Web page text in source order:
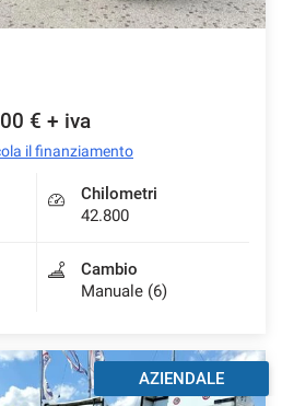
€ + iva
il finanziamento
Chilometri
42.800
Cambio
Manuale (6)
AZIENDALE